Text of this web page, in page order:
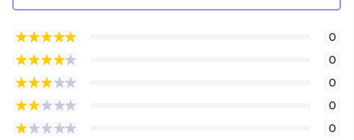
0
0
0
0
0